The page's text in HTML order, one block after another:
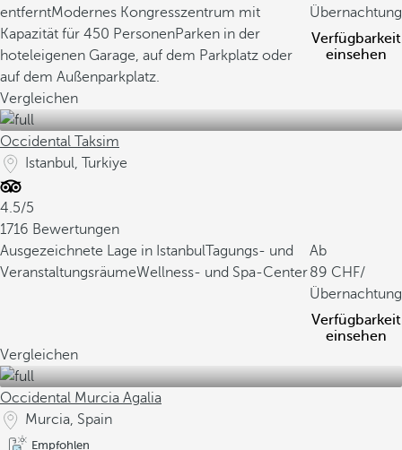
entferntModernes Kongresszentrum mit
Kapazität für 450 PersonenParken in der
hoteleigenen Garage, auf dem Parkplatz oder
auf dem Außenparkplatz.
Übernachtung
Verfügbarkeit
einsehen
Vergleichen
Occidental Taksim
Istanbul, Turkiye
4.5/5
1716 Bewertungen
Ausgezeichnete Lage in IstanbulTagungs- und
VeranstaltungsräumeWellness- und Spa-Center
Ab
89
/
Übernachtung
Verfügbarkeit
einsehen
Vergleichen
Occidental Murcia Agalia
Murcia, Spain
Empfohlen